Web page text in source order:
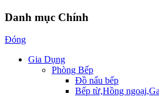
Danh mục Chính
Đóng
Gia Dụng
Phòng Bếp
Đồ nấu bếp
Bếp từ,Hồng